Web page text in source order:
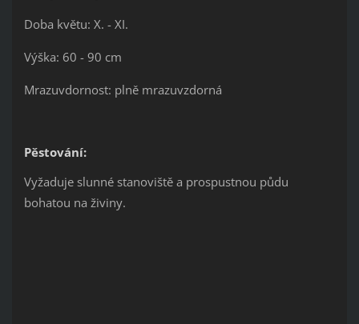
Doba květu: X. - XI.
Výška: 60 - 90 cm
Mrazuvdornost: plně mrazuvzdorná
Pěstování:
Vyžaduje slunné stanoviště a prospustnou půdu
bohatou na živiny.